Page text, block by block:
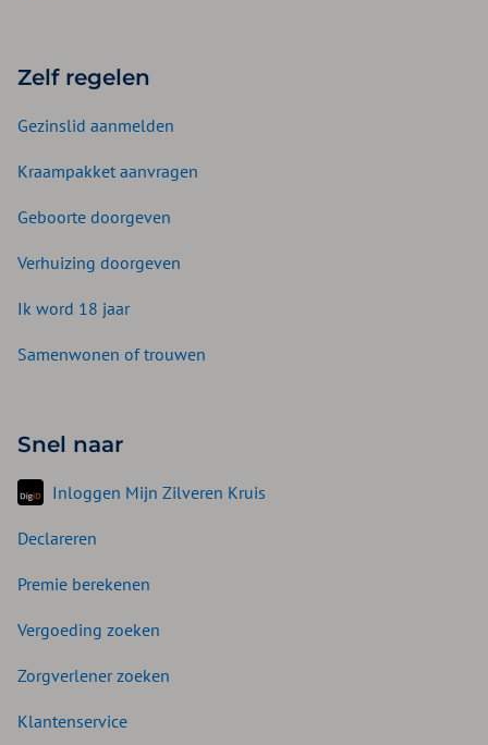
Zelf regelen
Gezinslid aanmelden
Kraampakket aanvragen
Geboorte doorgeven
Verhuizing doorgeven
Ik word 18 jaar
Samenwonen of trouwen
Snel naar
Inloggen Mijn Zilveren Kruis
Declareren
Premie berekenen
Vergoeding zoeken
Zorgverlener zoeken
Klantenservice